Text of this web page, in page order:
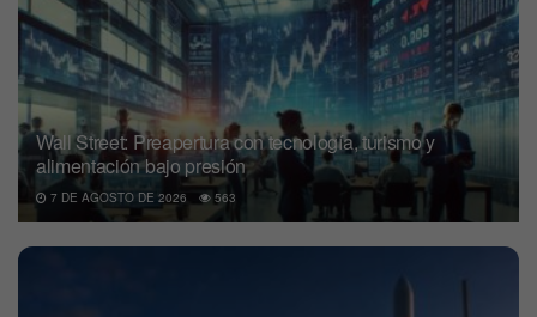
Wall Street: Preapertura con tecnología, turismo y
alimentación bajo presión
7 DE AGOSTO DE 2026 563